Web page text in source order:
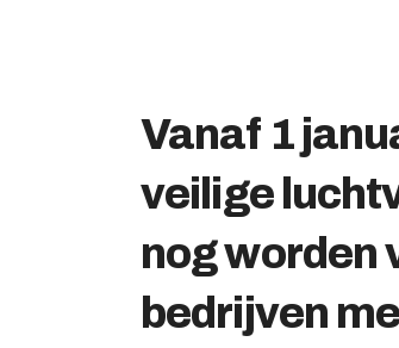
Vanaf 1
veilige
nog worden
bedrijven